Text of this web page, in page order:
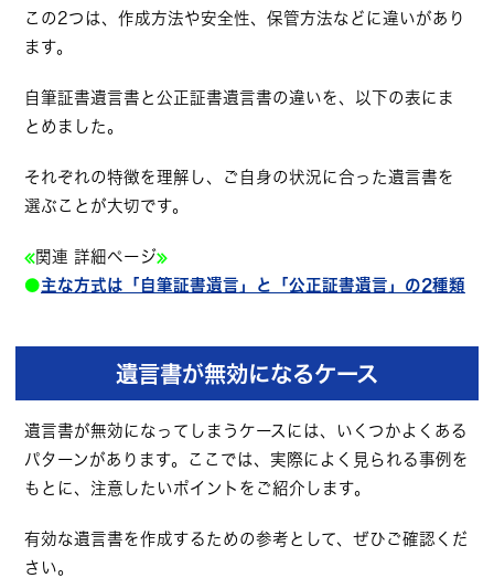
この2つは、作成方法や安全性、保管方法などに違いがあり
ます。
自筆証書遺言書と公正証書遺言書の違いを、以下の表にま
とめました。
それぞれの特徴を理解し、ご自身の状況に合った遺言書を
選ぶことが大切です。
≪関連 詳細ページ≫
●主な方式は「自筆証書遺言」と「公正証書遺言」の2種類
遺言書が無効になるケース
遺言書が無効になってしまうケースには、いくつかよくある
パターンがあります。ここでは、実際によく見られる事例を
もとに、注意したいポイントをご紹介します。
有効な遺言書を作成するための参考として、ぜひご確認くだ
さい。